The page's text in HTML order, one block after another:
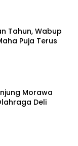
Tahun, Wabup
Puja Terus
Morawa
Deli